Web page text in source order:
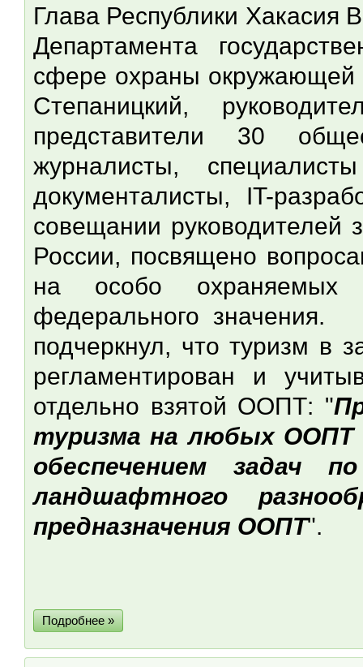
Глава Республики Хакасия
Департамента
сфере охраны окружающей
Степаницкий,
представители 30
журналисты,
документалисты, IT-
совещании руководителей
России, посвящено
на особо охраняемых
федерального значения.
подчеркнул, что туризм в
регламентирован и
отдельно взятой ООПТ: "
туризма на любых ООПТ
обеспечением задач
ландшафтного
предназначения ООПТ".
Подробнее »